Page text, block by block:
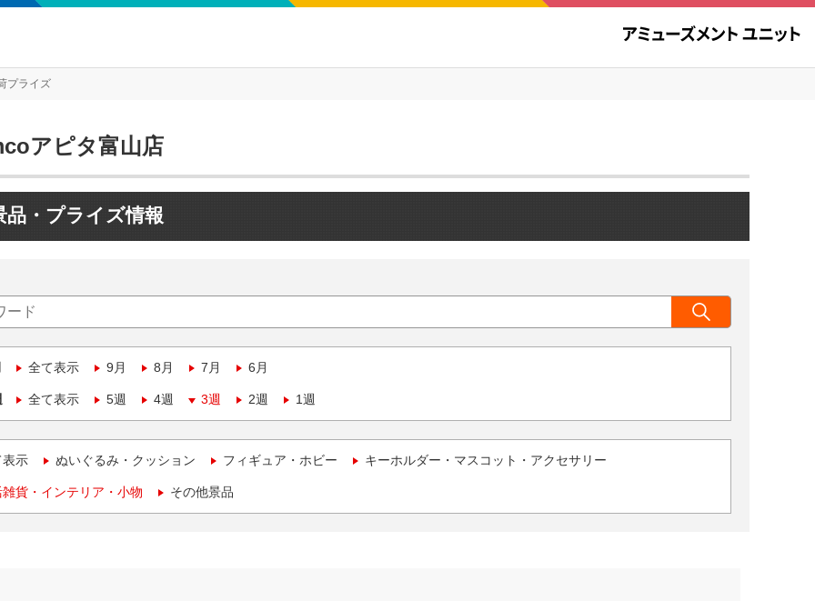
プライズ
アピタ富山店
品・プライズ情報
全て表示 9月 8月 7月 6月
全て表示 5週 4週 3週 2週 1週
表示 ぬいぐるみ・クッション フィギュア・ホビー キーホルダー・マスコット・アクセサリー
貨・インテリア・小物 その他景品